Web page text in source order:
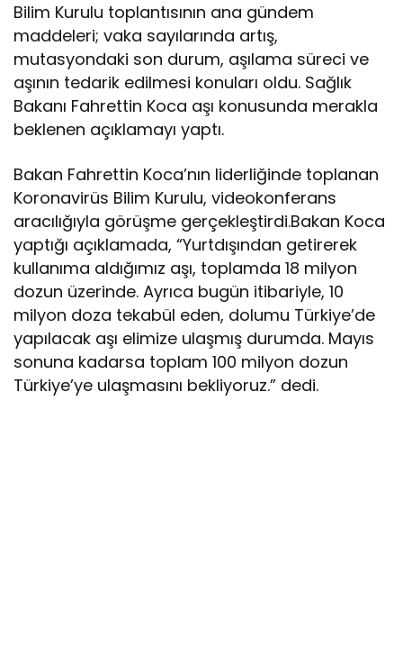
Bilim Kurulu toplantısının ana gündem
maddeleri; vaka sayılarında artış,
mutasyondaki son durum, aşılama süreci ve
aşının tedarik edilmesi konuları oldu. Sağlık
Bakanı Fahrettin Koca aşı konusunda merakla
beklenen açıklamayı yaptı.
Bakan Fahrettin Koca’nın liderliğinde toplanan
Koronavirüs Bilim Kurulu, videokonferans
aracılığıyla görüşme gerçekleştirdi.Bakan Koca
yaptığı açıklamada, “Yurtdışından getirerek
kullanıma aldığımız aşı, toplamda 18 milyon
dozun üzerinde. Ayrıca bugün itibariyle, 10
milyon doza tekabül eden, dolumu Türkiye’de
yapılacak aşı elimize ulaşmış durumda. Mayıs
sonuna kadarsa toplam 100 milyon dozun
Türkiye’ye ulaşmasını bekliyoruz.” dedi.